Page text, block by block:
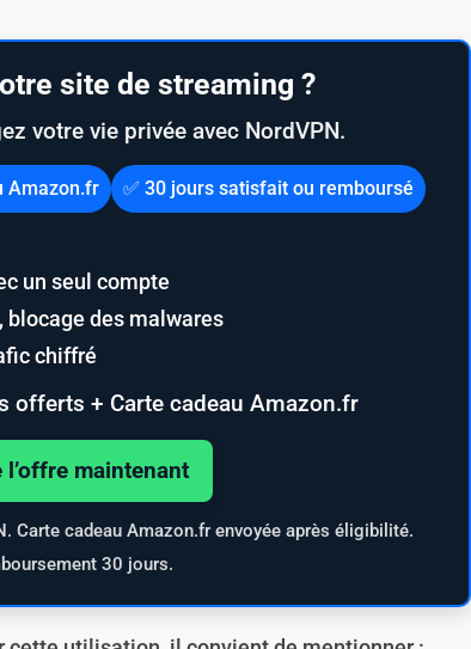
site de streaming ?
votre vie privée avec NordVPN.
Amazon.fr ✅ 30 jours satisfait ou remboursé
un seul compte
des malwares
chiffré
offerts + Carte cadeau Amazon.fr
maintenant
Carte cadeau Amazon.fr envoyée après éligibilité.
30 jours.